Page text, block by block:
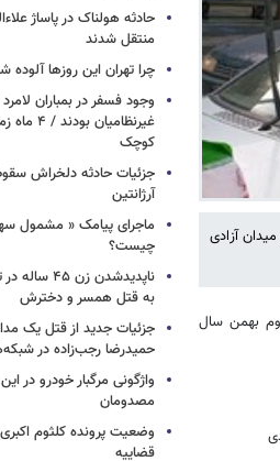
به سوی میدان آزادی
بهمن سال
منتقل شدند
چرا تهران این روزها آلوده
وجود فسفر در بمباران
کوچک
جزئیات حادثه دلخراش
آرژانتین
ماجرای پیامک « مشمول
چیست؟
ناپدیدشدن
به قتل همسر و دخترش
جزئیات جدید از قتل یک
حمیدرضا رجب‌زاده در
واژگونی مرگبار خودرو در
مصدومان
وضعیت پرونده کلثوم
قضاییه